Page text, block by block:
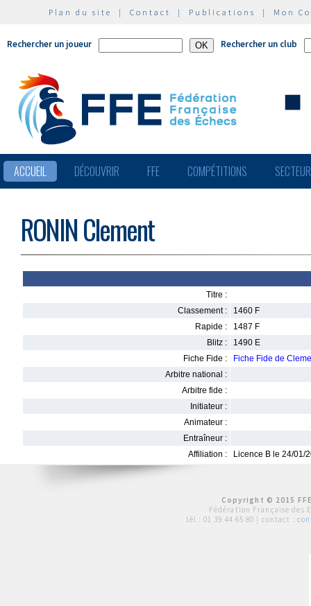
Plan du site | Contact | Publications | Mon
Rechercher un joueur Rechercher un club
ACCUEIL DÉCOUVRIR FFE COMPÉTITIONS
RONIN Clement
Titre :
Classement :
1460 F
Rapide :
1487 F
Blitz :
1490 E
Fiche Fide :
Fiche Fide de
Arbitre national :
Arbitre fide :
Initiateur :
Animateur :
Entraîneur :
Affiliation :
Licence B le 24/01/
Copyright © 2015
Fédération Française des
tél : 01 39 44 65 80 | contact :